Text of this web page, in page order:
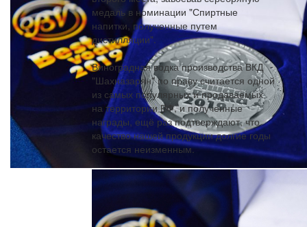
медаль в номинации "Спиртные
напитки, полученные путем
дистилляции".
Виноградная водка производства ВКД
"Шахназарян" по праву считается одной
из самых популярных и продаваемых
на территории РФ, и полученные
награды, ещё раз подтверждают, что
качество нашей продукции долгие годы
остается неизменным.